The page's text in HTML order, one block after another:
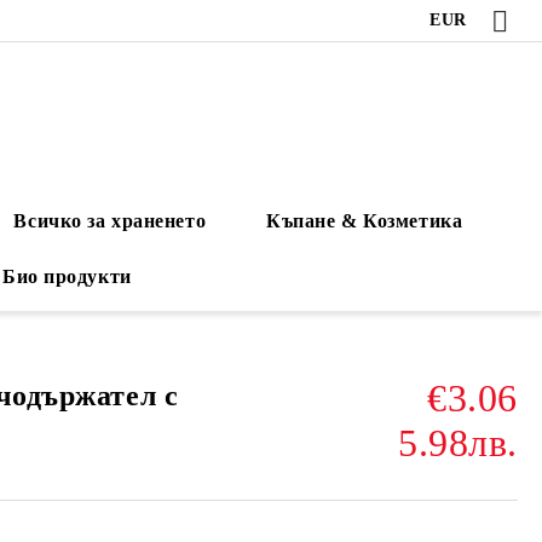
EUR
Всичко за храненето Къпане & Козметика
Био продукти
с
€3.06
5.98лв.